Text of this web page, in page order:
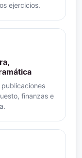
ejercicios.
finanzas e